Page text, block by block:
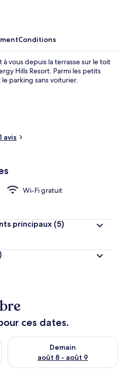
Conditions
vous depuis la terrasse sur le toit
Hills Resort. Parmi les petits
parking sans voiturier.
avis
Wi-Fi gratuit
principaux (5)
ces dates.
août 7 - août 8
Demain
août 8 - août 9
Vérifier la disponibilité pour